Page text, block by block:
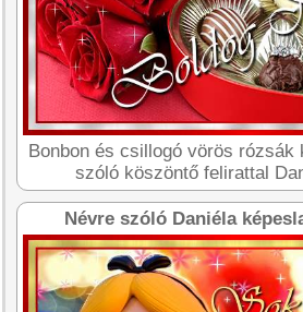
Bonbon és csillogó vörös rózsák
szóló köszöntő felirattal
Névre szóló Daniéla